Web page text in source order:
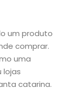
um produto
comprar.
uma
lojas
catarina.